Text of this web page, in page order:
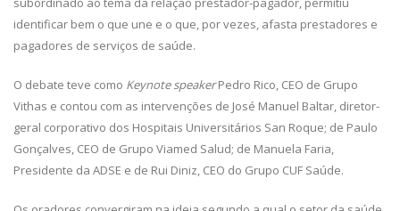
identificar bem o que une e o que, por vezes, afasta prestadores e
pagadores de serviços de saúde.
O debate teve como Keynote speakerPedro Rico, CEO de Grupo
Vithas e contou com as intervenções de José Manuel Baltar, diretor-
geral corporativo dos Hospitais Universitários San Roque; de Paulo
Gonçalves, CEO de Grupo Viamed Salud; de Manuela Faria,
Presidente da ADSE e de Rui Diniz, CEO do Grupo CUF Saúde.